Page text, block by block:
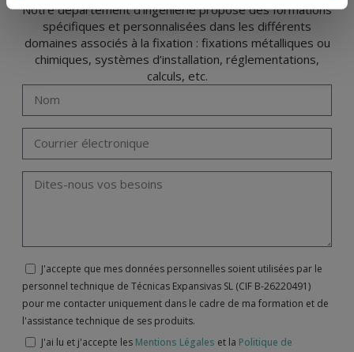
Notre département d’ingénierie propose des formations
spécifiques et personnalisées dans les différents
domaines associés à la fixation : fixations métalliques ou
chimiques, systèmes d’installation, réglementations,
calculs, etc.
J'accepte que mes données personnelles soient utilisées par le
personnel technique de Técnicas Expansivas SL (CIF B-26220491)
pour me contacter uniquement dans le cadre de ma formation et de
l'assistance technique de ses produits.
J'ai lu et j'accepte les Mentions Légales et la Politique de